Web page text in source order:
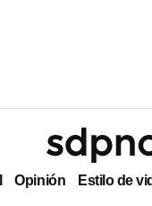
Opinión Estilo de